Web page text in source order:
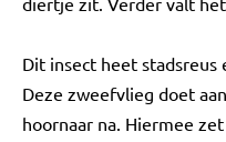
Dit insect heet
Deze zweefvlieg doet
hoornaar na. Hiermee